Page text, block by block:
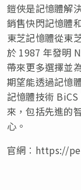
鎧俠是記憶體解
銷售快閃記憶體
東芝記憶體從東
於 1987 年發明
帶來更多選擇並
期望能透過記憶
記憶體技術
來，包括先進的
心。
官網︰https://